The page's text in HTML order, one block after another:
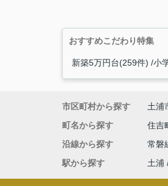
おすすめこだわり特集
新築5万円台(259件) 小
市区町村から探す 土浦
町名から探す
住吉
沿線から探す
常磐
駅から探す
土浦